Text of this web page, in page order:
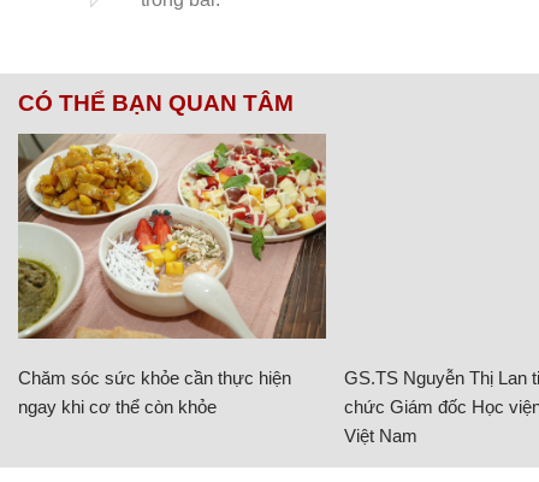
CÓ THỂ BẠN QUAN TÂM
Chăm sóc sức khỏe cần thực hiện
ngay khi cơ thể còn khỏe
GS.TS Nguyễn Thị Lan
chức Giám đốc Học
Việt Nam